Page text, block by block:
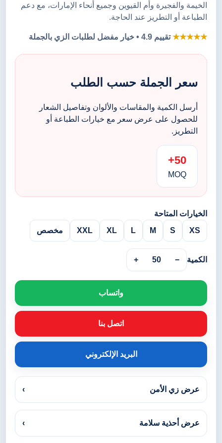
الخيمة والفجيرة وأم القيوين وجميع أنحاء الإمارات، مع دعم
الطباعة أو التطريز عند الحاجة.
★★★★★تقييم 4.9 • خيار مفضل لطلبات الزي بالجملة
سعر الجملة حسب الطلب
أرسل الكمية والمقاسات والألوان وتفاصيل الشعار
للحصول على عرض سعر مع خيارات الطباعة أو
التطريز.
50+
MOQ
الخيارات المتاحة
XS
S
M
L
XL
XXL مخصص
الكمية −
50
+
واتساب
اتصل بنا
البريد الإلكتروني
عرض زي الأمن ›
عرض أحذية سلامة ›